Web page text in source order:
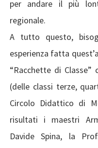
per andare il più
regionale.
A tutto questo,
esperienza fatta
“Racchette di
(delle classi terze,
Circolo Didattico di
risultati i maestri
Davide Spina, la